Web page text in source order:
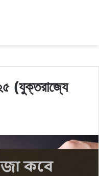
(যুক্তরাজ্যে